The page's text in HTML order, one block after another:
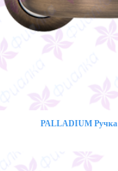
PALLADIUM Ручка